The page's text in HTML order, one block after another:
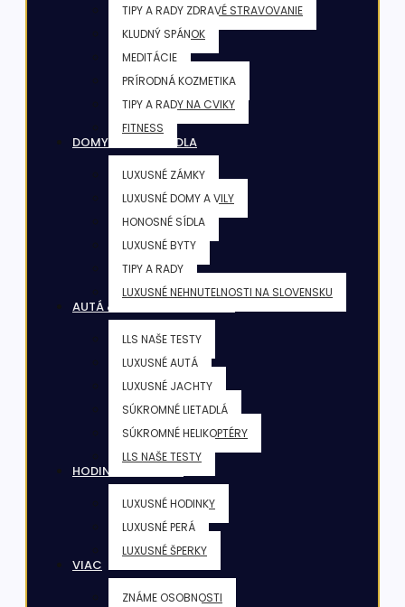
TIPY A RADY ZDRAVÉ STRAVOVANIE
KLUDNÝ SPÁNOK
MEDITÁCIE
PRÍRODNÁ KOZMETIKA
TIPY A RADY NA CVIKY
FITNESS
DOMY & VILY & SÍDLA
LUXUSNÉ ZÁMKY
LUXUSNÉ DOMY A VILY
HONOSNÉ SÍDLA
LUXUSNÉ BYTY
TIPY A RADY
LUXUSNÉ NEHNUTELNOSTI NA SLOVENSKU
AUTÁ & JACHTY & LIETADLÁ
LLS NAŠE TESTY
LUXUSNÉ AUTÁ
LUXUSNÉ JACHTY
SÚKROMNÉ LIETADLÁ
SÚKROMNÉ HELIKOPTÉRY
LLS NAŠE TESTY
HODINKY & ŠPERKY
LUXUSNÉ HODINKY
LUXUSNÉ PERÁ
LUXUSNÉ ŠPERKY
VIAC
ZNÁME OSOBNOSTI